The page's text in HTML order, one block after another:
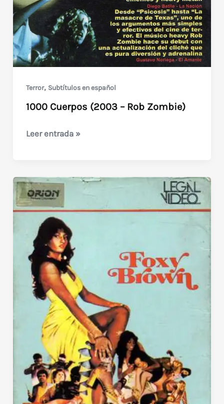
Terror, Subtítulos en español
1000 Cuerpos (2003 – Rob Zombie)
1000
–
Rob
Zombie)
Leer entrada »